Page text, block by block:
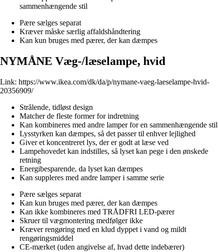
sammenhængende stil
Pære sælges separat
Kræver måske særlig affaldshåndtering
Kan kun bruges med pærer, der kan dæmpes
NYMÅNE Væg-/læselampe, hvid
Link: https://www.ikea.com/dk/da/p/nymane-vaeg-laeselampe-hvid-
20356909/
Strålende, tidløst design
Matcher de fleste former for indretning
Kan kombineres med andre lamper for en sammenhængende stil
Lysstyrken kan dæmpes, så det passer til enhver lejlighed
Giver et koncentreret lys, der er godt at læse ved
Lampehovedet kan indstilles, så lyset kan pege i den ønskede
retning
Energibesparende, da lyset kan dæmpes
Kan suppleres med andre lamper i samme serie
Pære sælges separat
Kan kun bruges med pærer, der kan dæmpes
Kan ikke kombineres med TRÅDFRI LED-pærer
Skruer til vægmontering medfølger ikke
Kræver rengøring med en klud dyppet i vand og mildt
rengøringsmiddel
CE-mærket (uden angivelse af, hvad dette indebærer)